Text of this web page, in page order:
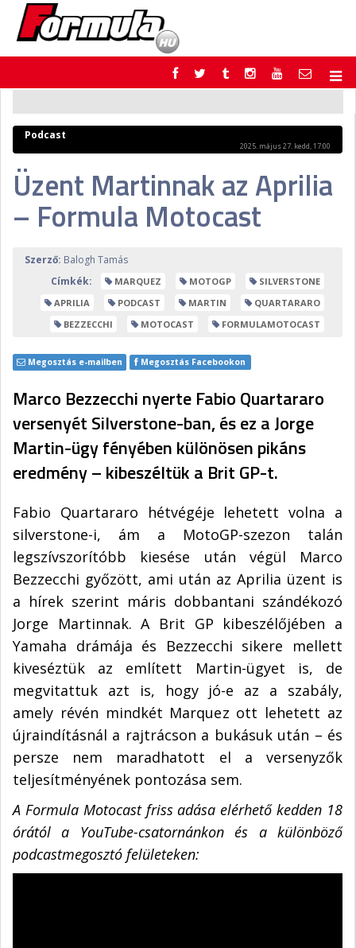
FORMULA
MOTOR
RETRO
PODCAST
SHOP
TIPPJÁTÉK
DIGITÁLIS MAGAZIN
PONTÁLLÁSOK
Podcast
2025. május 27. kedd, 17:00
Üzent Martinnak az Aprilia
– Formula Motocast
Szerző: Balogh Tamás
Címkék:
MARQUEZ MOTOGP
SILVERSTONE
APRILIA
PODCAST MARTIN
QUARTARARO
BEZZECCHI
MOTOCAST FORMULAMOTOCAST
Megosztás e-mailben Megosztás Facebookon
Marco Bezzecchi nyerte Fabio Quartararo
versenyét Silverstone-ban, és ez a Jorge
Martin-ügy fényében különösen pikáns
eredmény – kibeszéltük a Brit GP-t.
Fabio Quartararo hétvégéje lehetett volna a
silverstone-i, ám a MotoGP-szezon talán
legszívszorítóbb kiesése után végül Marco
Bezzecchi győzött, ami után az Aprilia üzent is
a hírek szerint máris dobbantani szándékozó
Jorge Martinnak. A Brit GP kibeszélőjében a
Yamaha drámája és Bezzecchi sikere mellett
kiveséztük az említett Martin-ügyet is, de
megvitattuk azt is, hogy jó-e az a szabály,
amely révén mindkét Marquez ott lehetett az
újraindításnál a rajtrácson a bukásuk után – és
persze nem maradhatott el a versenyzők
teljesítményének pontozása sem.
A Formula Motocast friss adása elérhető kedden 18
órától a YouTube-csatornánkon és a különböző
podcastmegosztó felületeken: